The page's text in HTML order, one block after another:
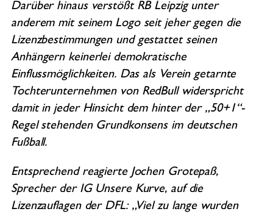
Darüber hinaus verstößt RB Leipzig unter
anderem mit seinem Logo seit jeher gegen die
Lizenzbestimmungen und gestattet seinen
Anhängern keinerlei demokratische
Einflussmöglichkeiten. Das als Verein getarnte
Tochterunternehmen von RedBull widerspricht
damit in jeder Hinsicht dem hinter der „50+1“-
Regel stehenden Grundkonsens im deutschen
Fußball.
Entsprechend reagierte Jochen Grotepaß,
Sprecher der IG Unsere Kurve, auf die
Lizenzauflagen der DFL: „Viel zu lange wurden